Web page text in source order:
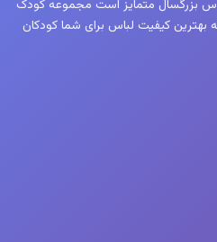
بزرگسال متمایز است مجموعه کودک
بهترین کیفیت لباس برای شما کودکان